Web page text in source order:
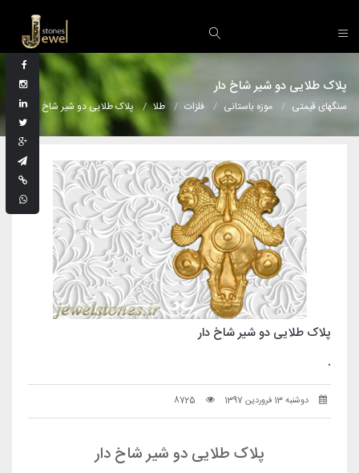
پلاک طلایی دو شیر شاخ دار
سنگهای قیمتی موزه باستانی فلزات طلا پلاک طلایی دو شیر شاخ دار
پلاک طلایی دو شیر شاخ دار
.
دوشنبه 13 فروردین 1397 8725
پلاک طلایی دو شیر شاخ دار